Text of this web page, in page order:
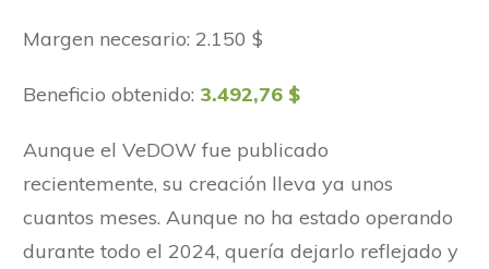
Margen necesario: 2.150 $
Beneficio obtenido: 3.492,76 $
Aunque el VeDOW fue publicado
recientemente, su creación lleva ya unos
cuantos meses. Aunque no ha estado operando
durante todo el 2024, quería dejarlo reflejado y